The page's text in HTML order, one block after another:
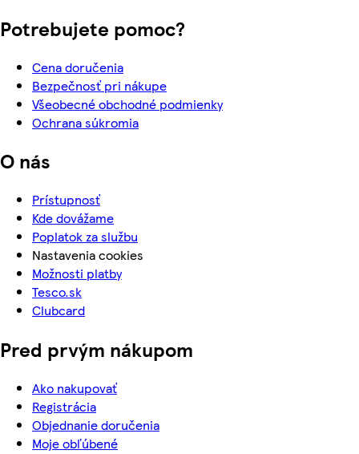
Potrebujete pomoc?
Cena doručenia
Bezpečnosť pri nákupe
Všeobecné obchodné podmienky
Ochrana súkromia
O nás
Prístupnosť
Kde dovážame
Poplatok za službu
Nastavenia cookies
Možnosti platby
Tesco.sk
Clubcard
Pred prvým nákupom
Ako nakupovať
Registrácia
Objednanie doručenia
Moje obľúbené